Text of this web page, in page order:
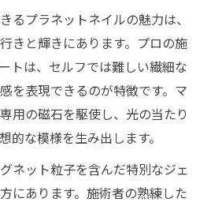
イル技術の進化を徹底紹介
発のトレンドアートの魅力
使い方をプロから学ぶコツ
マグネットアートのポイン
マグネットデザイン成功術
仕上げ風セルフテクニック集
イルで差がつく塗り方のコツ
るプラネットネイルの魅力は、
きと輝きにあります。プロの施
トは、セルフでは難しい繊細な
を表現できるのが特徴です。マ
用の磁石を駆使し、光の当たり
的な模様を生み出します。
ネット粒子を含んだ特別なジェ
にあります。施術者の熟練した